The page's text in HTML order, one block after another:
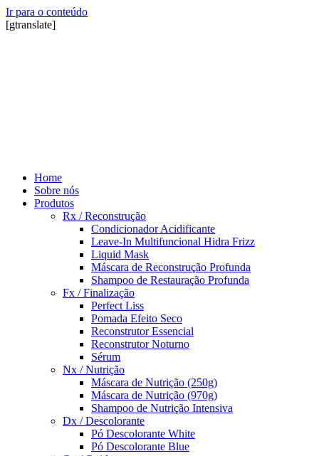
Ir para o conteúdo
[gtranslate]
Home
Sobre nós
Produtos
Rx / Reconstrução
Condicionador Acidificante
Leave-In Multifuncional Hidra Frizz
Liquid Mask
Máscara de Reconstrução Profunda
Shampoo de Restauração Profunda
Fx / Finalização
Perfect Liss
Pomada Efeito Seco
Reconstrutor Essencial
Reconstrutor Noturno
Sérum
Nx / Nutrição
Máscara de Nutrição (250g)
Máscara de Nutrição (970g)
Shampoo de Nutrição Intensiva
Dx / Descolorante
Pó Descolorante White
Pó Descolorante Blue